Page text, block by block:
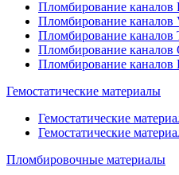
Пломбирование каналов
Пломбирование каналов
Пломбирование каналов
Пломбирование каналов
Пломбирование каналов
Гемостатические материалы
Гемостатические
Гемостатические
Пломбировочные материалы